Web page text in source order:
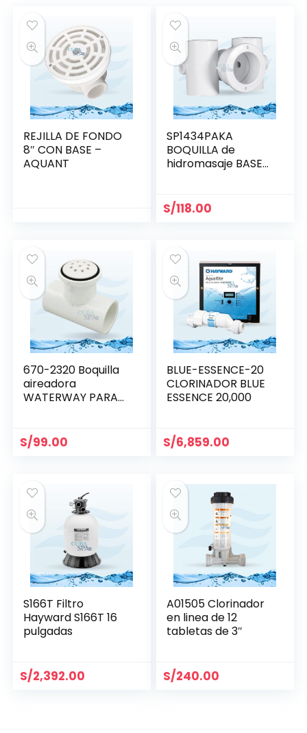
REJILLA DE FONDO
8″ CON BASE –
AQUANT
SP1434PAKA
BOQUILLA de
hidromasaje BASE
S/118.00
670-2320 Boquilla
aireadora
WATERWAY PARA
S/99.00
BLUE-ESSENCE-20
CLORINADOR BLUE
ESSENCE 20,000
S/6,859.00
S166T Filtro
Hayward S166T 16
pulgadas
S/2,392.00
A01505 Clorinador
en linea de 12
tabletas de 3″
S/240.00